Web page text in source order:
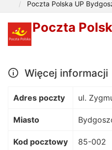
Poczta Polska UP
Poczta
Więcej informacji
Adres poczty ul.
Miasto
Kod pocztowy 85-002